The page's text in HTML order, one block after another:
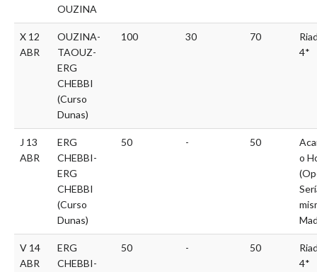
OUZINA
X 12
ABR
OUZINA-
TAOUZ-
ERG
CHEBBI
(Curso
Dunas)
100 30 70
4*
J 13
ABR
ERG
CHEBBI-
ERG
CHEBBI
(Curso
Dunas)
50 - 50
o
V 14
ABR
ERG
CHEBBI-
50 - 50
4*